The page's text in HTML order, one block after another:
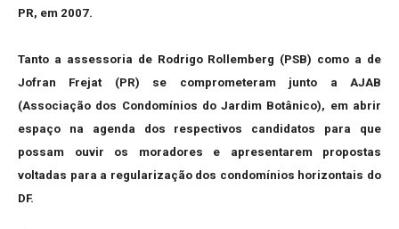
PR, em 2007.
Tanto a assessoria de Rodrigo Rollemberg (PSB) como a de
Jofran Frejat (PR) se comprometeram junto a AJAB
(Associação dos Condomínios do Jardim Botânico), em abrir
espaço na agenda dos respectivos candidatos para que
possam ouvir os moradores e apresentarem propostas
voltadas para a regularização dos condomínios horizontais do
DF.